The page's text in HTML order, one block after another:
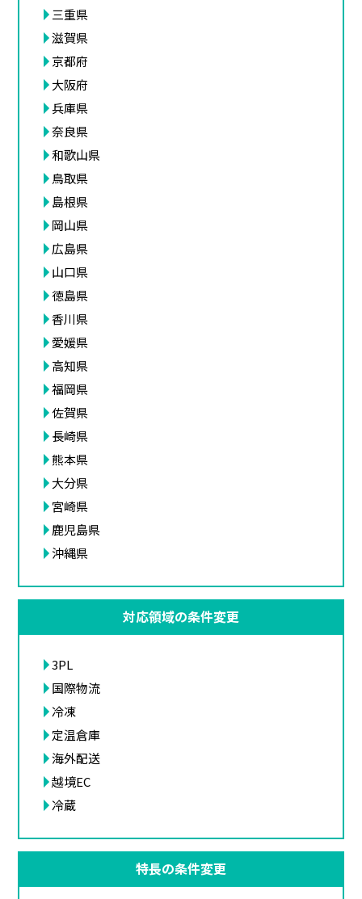
三重県
滋賀県
京都府
大阪府
兵庫県
奈良県
和歌山県
鳥取県
島根県
岡山県
広島県
山口県
徳島県
香川県
愛媛県
高知県
福岡県
佐賀県
長崎県
熊本県
大分県
宮崎県
鹿児島県
沖縄県
対応領域の条件変更
3PL
国際物流
冷凍
定温倉庫
海外配送
越境EC
冷蔵
特長の条件変更